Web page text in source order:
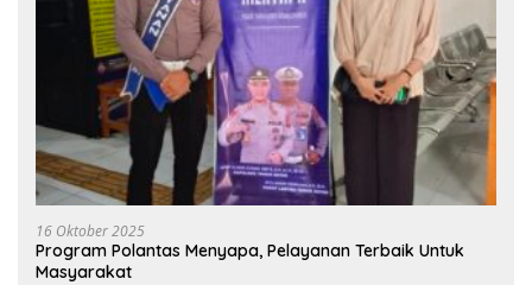
16 Oktober 2025
Program Polantas Menyapa, Pelayanan Terbaik Untuk
Masyarakat